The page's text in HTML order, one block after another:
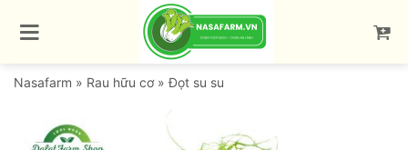
qua
dungNasafarm » Rau hữu cơ»Đọt su su